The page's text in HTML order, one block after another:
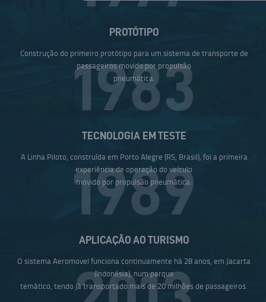
PROTÓTIPO
Construção do primeiro protótipo para um sistema de transporte de
passageiros movido por propulsão
pneumática.
1983
TECNOLOGIA EM TESTE
A Linha Piloto, construída em Porto Alegre (RS, Brasil), foi a primeira
experiência de operação do veículo
movido por propulsão pneumática.
1989
APLICAÇÃO AO TURISMO
O sistema Aeromovel funciona continuamente há 28 anos, em Jacarta
(Indonésia), num parque
temático, tendo já transportado mais de 20 milhões de passageiros.